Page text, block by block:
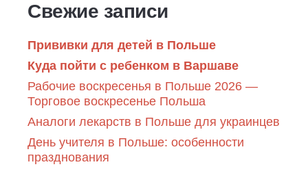
Свежие записи
Прививки для детей в Польше
Куда пойти с ребенком в Варшаве
Рабочие воскресенья в Польше 2026 —
Торговое воскресенье Польша
Аналоги лекарств в Польше для украинцев
День учителя в Польше: особенности
празднования